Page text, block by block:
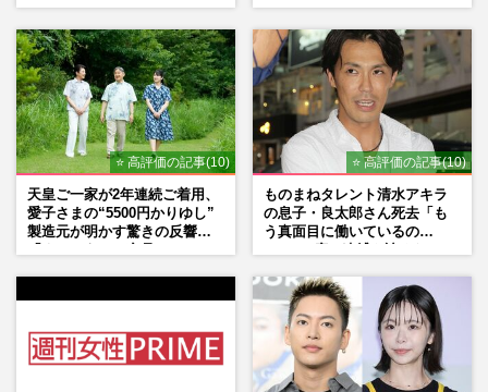
⭐ 高評価の記事(10)
天皇ご一家が2年連続ご着用、
愛子さまの“5500円かりゆし”
製造元が明かす驚きの反響
⭐ 高評価の記事(10)
ものまねタレント清水アキラ
の息子・良太郎さん死去「も
う真面目に働いているの